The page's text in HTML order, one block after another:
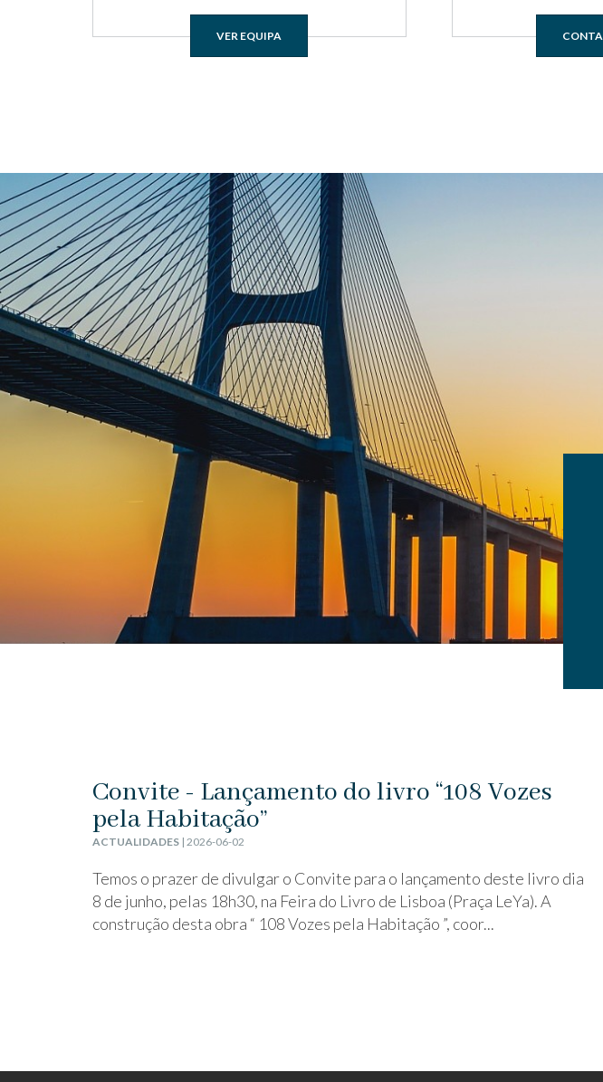
VER EQUIPA
Convite - Lançamento do livro “108 Vozes
pela Habitação”
ACTUALIDADES | 2026-06-02
Temos o prazer de divulgar o Convite para o lançamento deste livro dia
8 de junho, pelas 18h30, na Feira do Livro de Lisboa (Praça LeYa). A
construção desta obra “ 108 Vozes pela Habitação ”, coor...